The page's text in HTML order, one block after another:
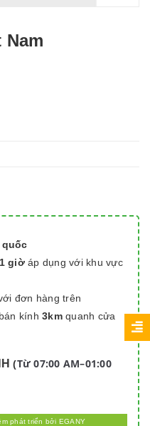
Nam
1 giờáp dụng với khu vực
đơn hàng trên
kính 3kmquanh cửa
(Từ 07:00 AM–01:00
phát triển bởi EGANY